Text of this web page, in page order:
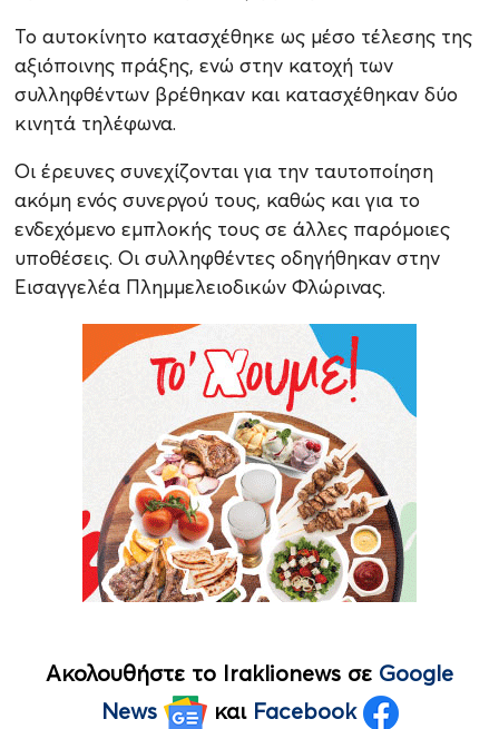
Το αυτοκίνητο κατασχέθηκε ως μέσο τέλεσης της
αξιόποινης πράξης, ενώ στην κατοχή των
συλληφθέντων βρέθηκαν και κατασχέθηκαν δύο
κινητά τηλέφωνα.
Οι έρευνες συνεχίζονται για την ταυτοποίηση
ακόμη ενός συνεργού τους, καθώς και για το
ενδεχόμενο εμπλοκής τους σε άλλες παρόμοιες
υποθέσεις. Οι συλληφθέντες οδηγήθηκαν στην
Εισαγγελέα Πλημμελειοδικών Φλώρινας.
Ακολουθήστε το Iraklionews σε Google
News
και Facebook